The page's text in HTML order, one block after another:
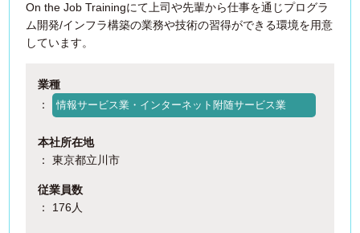
On the Job Trainingにて上司や先輩から仕事を通じプログラ
ム開発/インフラ構築の業務や技術の習得ができる環境を用意
しています。
業種
：
情報サービス業・インターネット附随サービス業
本社所在地
： 東京都立川市
従業員数
： 176人